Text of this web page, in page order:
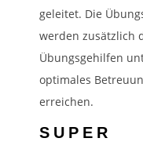
geleitet. Die
werden zusätzlich
Übungsgehilfen
optimales
erreichen.
SUPER